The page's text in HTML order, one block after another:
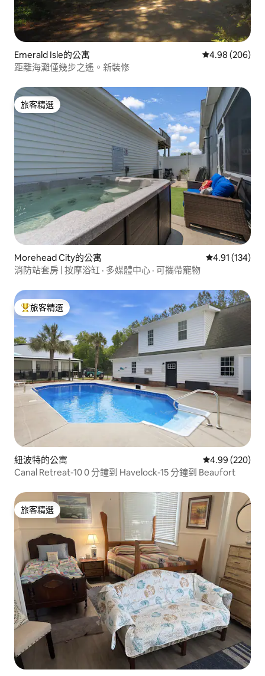
Emerald Isle的公寓 從 206 則評價
4.98 (206)
距離海灘僅幾步之遙。新裝修
旅客精選
旅客精選
Morehead City的公寓 從 134 則評價
4.91 (134)
消防站套房 | 按摩浴缸 · 多媒體中心 · 可攜帶寵物
旅客精選榜首
旅客精選
紐波特的公寓 從 220 則評價
4.99 (220)
Canal Retreat-10 0 分鐘到 Havelock-15 分鐘到 Beaufort
旅客精選
旅客精選